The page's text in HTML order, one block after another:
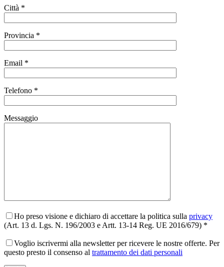
Città *
Provincia *
Email *
Telefono *
Messaggio
Ho preso visione e dichiaro di accettare la politica sulla privacy
(Art. 13 d. Lgs. N. 196/2003 e Artt. 13-14 Reg. UE 2016/679) *
Voglio iscrivermi alla newsletter per ricevere le nostre offerte. Per
questo presto il consenso al trattamento dei dati personali